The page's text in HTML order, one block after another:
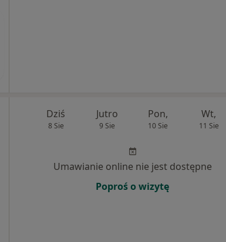
Dziś
8 Sie
Jutro
9 Sie
Pon,
10 Sie
Wt,
11 Sie
Umawianie online nie jest dostępne
Poproś o wizytę